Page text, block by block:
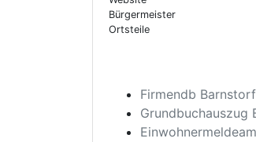
Bürgermeister
Ortsteile
Firmendb Barnstorf
Grundbuchauszug